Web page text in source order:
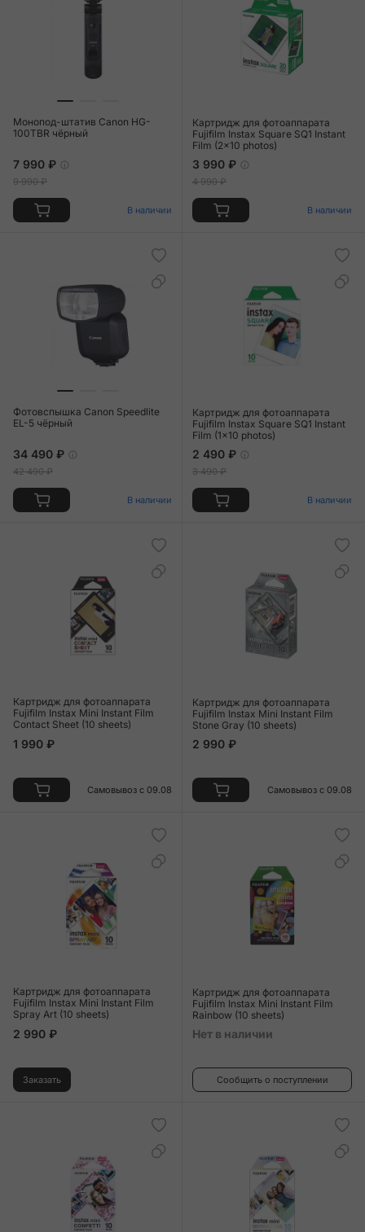
Монопод-штатив Canon HG-
100TBR чёрный
7 990 ₽
9 990 ₽
В наличии
Картридж для фотоаппарата
Fujifilm Instax Square SQ1 Instant
Film (2x10 photos)
3 990 ₽
4 990 ₽
В наличии
Фотовспышка Canon Speedlite
EL-5 чёрный
34 490 ₽
42 490 ₽
В наличии
Картридж для фотоаппарата
Fujifilm Instax Square SQ1 Instant
Film (1x10 photos)
2 490 ₽
3 490 ₽
В наличии
Картридж для фотоаппарата
Fujifilm Instax Mini Instant Film
Contact Sheet (10 sheets)
1 990 ₽
Самовывоз с 09.08
Картридж для фотоаппарата
Fujifilm Instax Mini Instant Film
Stone Gray (10 sheets)
2 990 ₽
Самовывоз с 09.08
Картридж для фотоаппарата
Fujifilm Instax Mini Instant Film
Spray Art (10 sheets)
2 990 ₽
Заказать
Картридж для фотоаппарата
Fujifilm Instax Mini Instant Film
Rainbow (10 sheets)
Нет в наличии
Сообщить о поступлении